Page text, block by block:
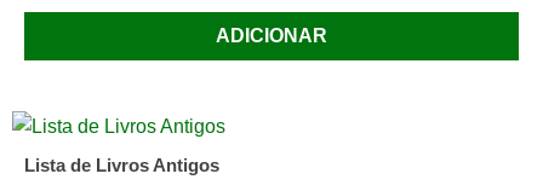
ADICIONAR
Lista de Livros Antigos